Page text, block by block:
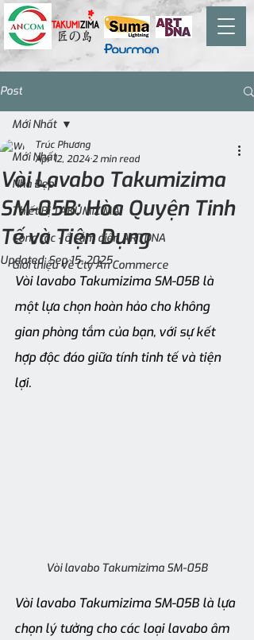
Post
Mới Nhất
Nhà Đẹp
Thiết Bị TAKUMIZIMA
Công tắc - ổ cắm điện ARTDNA
Giới thiệu Về Cty An Commerce
Mới Nhất
Vòi Lavabo Takumizima
SM-05B: Hòa Quyện Tinh
Tế và Tiện Dụng
Trúc Phương
Apr 12, 20242 min read
Updated:Sep 15, 2025
Vòi lavabo Takumizima SM-05B là
một lựa chọn hoàn hảo cho không
gian phòng tắm của bạn, với sự kết
hợp độc đáo giữa tính tinh tế và tiện
lợi.
Vòi lavabo Takumizima SM-05B
Vòi lavabo Takumizima SM-05B là lựa
chọn lý tưởng cho các loại lavabo âm